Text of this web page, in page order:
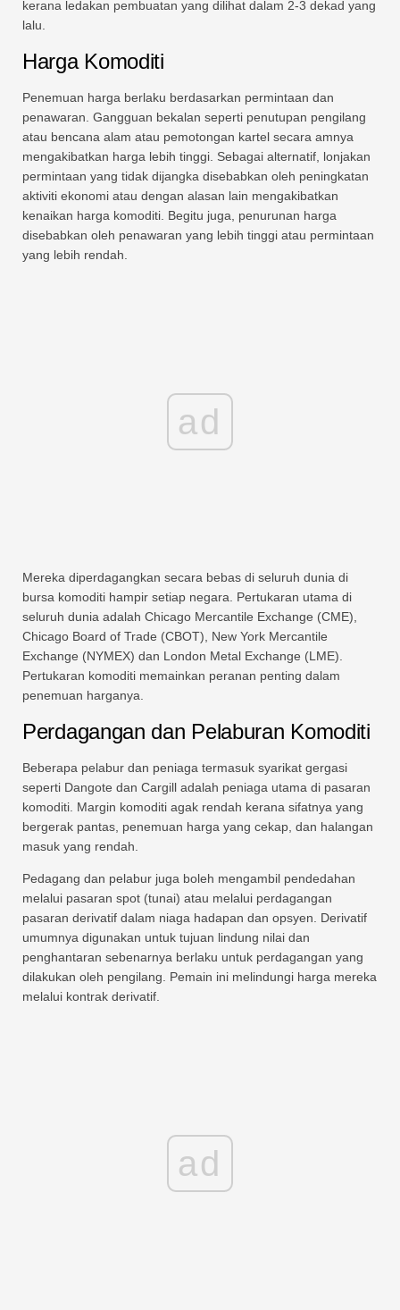
kerana ledakan pembuatan yang dilihat dalam 2-3 dekad yang
lalu.
Harga Komoditi
Penemuan harga berlaku berdasarkan permintaan dan
penawaran. Gangguan bekalan seperti penutupan pengilang
atau bencana alam atau pemotongan kartel secara amnya
mengakibatkan harga lebih tinggi. Sebagai alternatif, lonjakan
permintaan yang tidak dijangka disebabkan oleh peningkatan
aktiviti ekonomi atau dengan alasan lain mengakibatkan
kenaikan harga komoditi. Begitu juga, penurunan harga
disebabkan oleh penawaran yang lebih tinggi atau permintaan
yang lebih rendah.
ad
Mereka diperdagangkan secara bebas di seluruh dunia di
bursa komoditi hampir setiap negara. Pertukaran utama di
seluruh dunia adalah Chicago Mercantile Exchange (CME),
Chicago Board of Trade (CBOT), New York Mercantile
Exchange (NYMEX) dan London Metal Exchange (LME).
Pertukaran komoditi memainkan peranan penting dalam
penemuan harganya.
Perdagangan dan Pelaburan Komoditi
Beberapa pelabur dan peniaga termasuk syarikat gergasi
seperti Dangote dan Cargill adalah peniaga utama di pasaran
komoditi. Margin komoditi agak rendah kerana sifatnya yang
bergerak pantas, penemuan harga yang cekap, dan halangan
masuk yang rendah.
Pedagang dan pelabur juga boleh mengambil pendedahan
melalui pasaran spot (tunai) atau melalui perdagangan
pasaran derivatif dalam niaga hadapan dan opsyen. Derivatif
umumnya digunakan untuk tujuan lindung nilai dan
penghantaran sebenarnya berlaku untuk perdagangan yang
dilakukan oleh pengilang. Pemain ini melindungi harga mereka
melalui kontrak derivatif.
ad